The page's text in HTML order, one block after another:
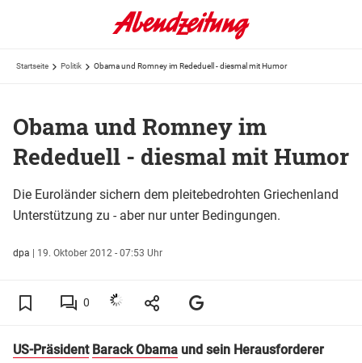
Startseite Politik Obama und Romney im Rededuell - diesmal mit Humor
Obama und Romney im
Rededuell - diesmal mit Humor
Die Euroländer sichern dem pleitebedrohten Griechenland
Unterstützung zu - aber nur unter Bedingungen.
dpa | 19. Oktober 2012 - 07:53 Uhr
0
US-Präsident Barack Obama und sein Herausforderer